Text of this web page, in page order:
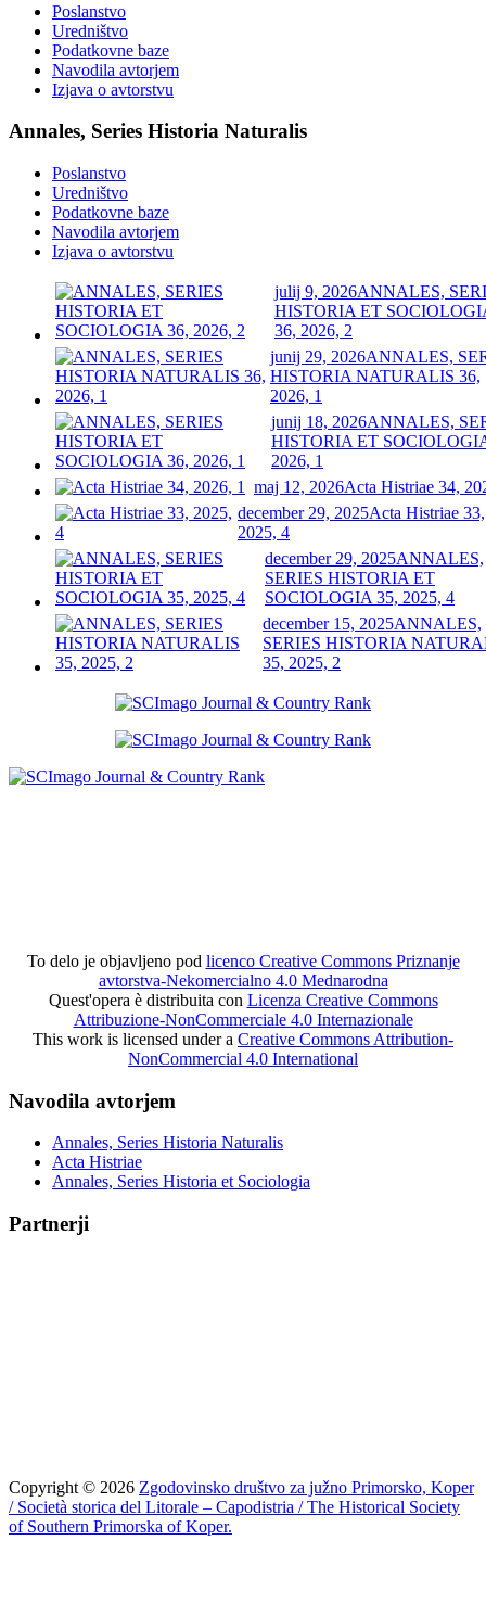
Poslanstvo
Uredništvo
Podatkovne baze
Navodila avtorjem
Izjava o avtorstvu
Annales, Series Historia Naturalis
Poslanstvo
Uredništvo
Podatkovne baze
Navodila avtorjem
Izjava o avtorstvu
julij 9, 2026ANNALES,
HISTORIA ET
36, 2026, 2
junij 29, 2026ANNALES,
HISTORIA NATURALIS 36,
2026, 1
junij 18, 2026ANNALES,
HISTORIA ET
2026, 1
maj 12, 2026Acta Histriae 34,
december 29, 2025Acta Histriae 33,
2025, 4
december 29, 2025ANNALES,
SERIES HISTORIA ET
SOCIOLOGIA 35, 2025, 4
december 15, 2025ANNALES,
SERIES HISTORIA
35, 2025, 2
To delo je objavljeno pod licenco Creative Commons Priznanje
avtorstva-Nekomercialno 4.0 Mednarodna
Quest'opera è distribuita con Licenza Creative Commons
Attribuzione-NonCommerciale 4.0 Internazionale
This work is licensed under a Creative Commons Attribution-
NonCommercial 4.0 International
Navodila avtorjem
Annales, Series Historia Naturalis
Acta Histriae
Annales, Series Historia et Sociologia
Partnerji
Copyright © 2026 Zgodovinsko društvo za južno Primorsko, Koper
/ Società storica del Litorale – Capodistria / The Historical Society
of Southern Primorska of Koper.